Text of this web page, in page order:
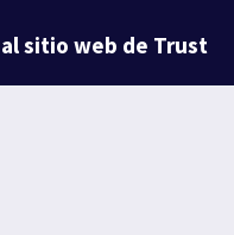
sitio web de Trust